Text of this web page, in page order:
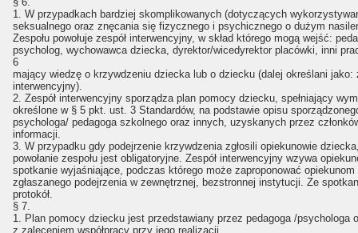
1. W przypadkach bardziej skomplikowanych (dotyczących
seksualnego oraz znęcania się fizycznego i psychicznego o dużym
Zespołu powołuje zespół interwencyjny, w skład którego mogą wejść:
psycholog, wychowawca dziecka, dyrektor/wicedyrektor placówki, inni
6
mający wiedzę o krzywdzeniu dziecka lub o dziecku (dalej określani jako:
interwencyjny).
2. Zespół interwencyjny sporządza plan pomocy dziecku, spełniający
określone w § 5 pkt. ust. 3 Standardów, na podstawie opisu
psychologa/ pedagoga szkolnego oraz innych, uzyskanych przez
informacji.
3. W przypadku gdy podejrzenie krzywdzenia zgłosili opiekunowie
powołanie zespołu jest obligatoryjne. Zespół interwencyjny wzywa
spotkanie wyjaśniające, podczas którego może zaproponować opiekunom
zgłaszanego podejrzenia w zewnętrznej, bezstronnej instytucji. Ze
protokół.
§ 7.
1. Plan pomocy dziecku jest przedstawiany przez pedagoga /psychologa
z zaleceniem współpracy przy jego realizacji.